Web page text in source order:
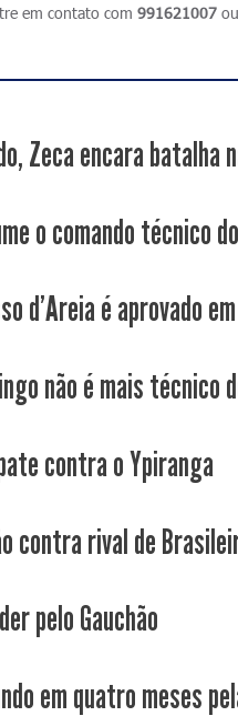
em contato com991621007
Zeca encara batalha
o comando técnico
d'Areia é aprovado
não é mais técnico
contra o Ypiranga
contra rival de
pelo Gauchão
em quatro meses